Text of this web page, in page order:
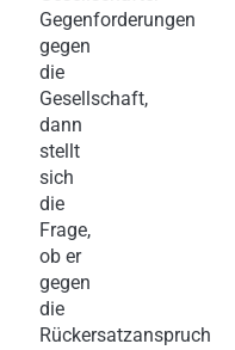
Gegenforderungen
gegen
die
Gesellschaft,
dann
stellt
sich
die
Frage,
ob er
gegen
die
Rückersatzanspruch